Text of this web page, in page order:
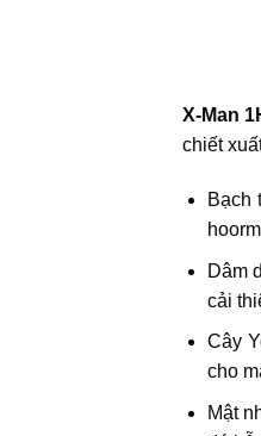
X-Man
chiết
Bạch
Dâm
cải
Cây
cho
Mật